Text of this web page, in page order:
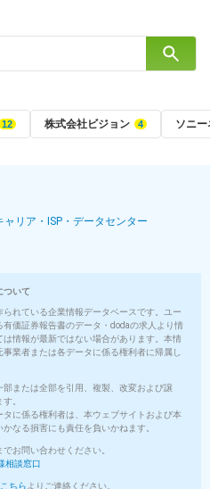
株式会社ビジョン ソニ
ャリア・ISP・データセンター
ついて
れている企業情報データベースです。ユー
価証券報告書のデータ・dodaの求人より情
情報が最新ではない場合があります。本情
業者または各データに係る権利者に帰属し
または全部を引用、複製、改変および譲
。
に係る権利者は、本ウェブサイトおよび本
なる損害にも責任を負いかねます。
お問い合わせください。
相談窓口
こちら よりご連絡ください。